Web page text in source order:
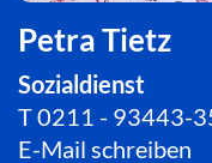
Petra Tietz
Sozialdienst
T0211 - 93443-
E-Mail schreiben